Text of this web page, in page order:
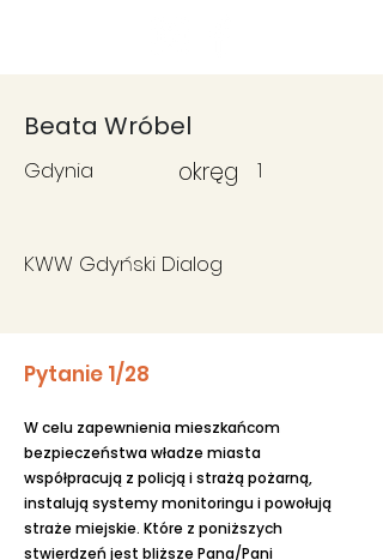
Beata Wróbel
Gdynia okręg 1
KWW Gdyński Dialog
Pytanie 1/28
W celu zapewnienia mieszkańcom
bezpieczeństwa władze miasta
współpracują z policją i strażą pożarną,
instalują systemy monitoringu i powołują
straże miejskie. Które z poniższych
stwierdzeń jest bliższe Pana/Pani